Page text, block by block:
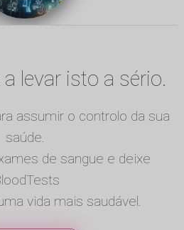
levar isto a sério.
assumir o controlo da sua
saúde.
de sangue e deixe
vida mais saudável.